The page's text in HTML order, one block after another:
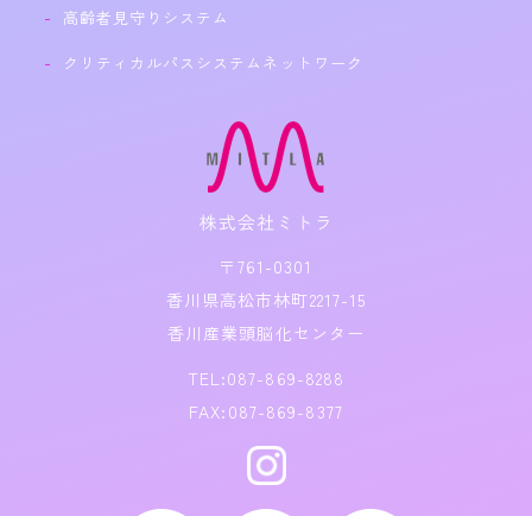
高齢者見守りシステム
クリティカルパスシステムネットワーク
〒761-0301
香川県高松市林町2217-15
香川産業頭脳化センター
TEL:087-869-8288
FAX:087-869-8377